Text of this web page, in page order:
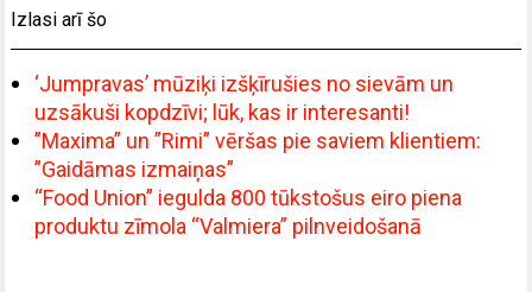
Izlasi arī šo
‘Jumpravas’ mūziķi izšķīrušies no sievām un
uzsākuši kopdzīvi; lūk, kas ir interesanti!
”Maxima” un ”Rimi” vēršas pie saviem klientiem:
”Gaidāmas izmaiņas”
“Food Union” iegulda 800 tūkstošus eiro piena
produktu zīmola “Valmiera” pilnveidošanā